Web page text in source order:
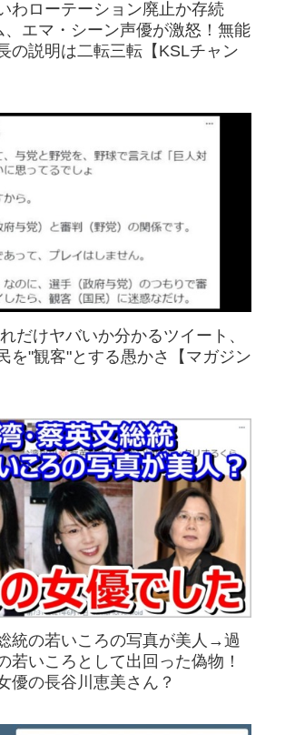
わローテーション廃止か存続
、エマ・シーン声優が激怒！無能
の説明は二転三転【KSLチャン
だけヤバいか分かるツイート、
を"観客"とする愚かさ【マガジン
統の若いころの写真が美人→過
若いころとして出回った偽物！
優の長谷川恵美さん？